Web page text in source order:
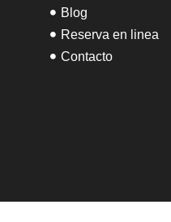
Blog
Reserva en linea
Contacto